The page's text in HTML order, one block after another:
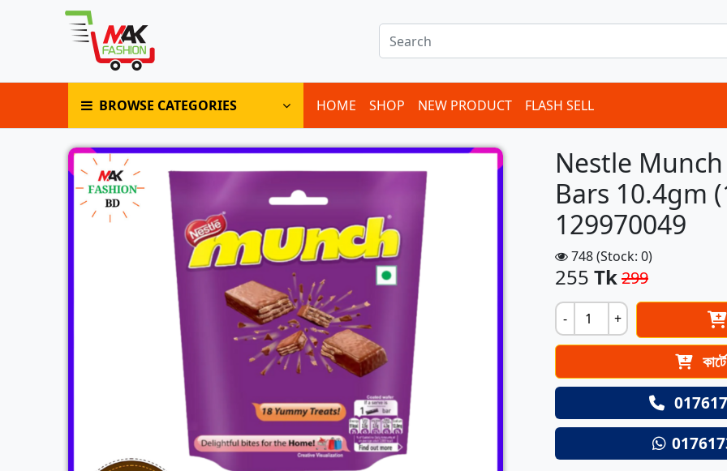
BROWSE CATEGORIES HOME SHOP NEW PRODUCT FLASH SELL
Nestle
Bars 10.4gm
129970049
748 (Stock: 0)
255 Tk299
- +